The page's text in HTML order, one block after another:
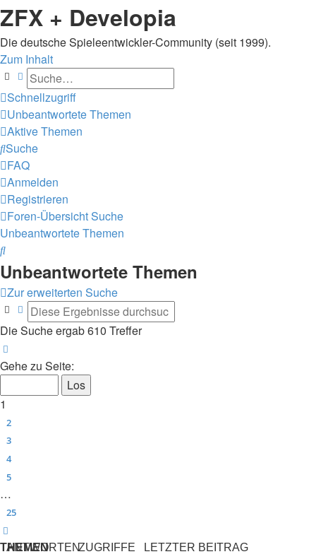
ZFX + Developia
Die deutsche Spieleentwickler-Community (seit 1999).
Zum Inhalt
SucheErweiterte Suche
Schnellzugriff
Unbeantwortete Themen
Aktive Themen
Suche
FAQ
Anmelden
Registrieren
Foren-ÜbersichtSuche
Unbeantwortete Themen
Suche
Unbeantwortete Themen
Zur erweiterten Suche
SucheErweiterte Suche
Die Suche ergab 610 Treffer
Gehe zu Seite:
1
2
3
4
5
…
25
THEMEN
ANTWORTENZUGRIFFE LETZTER BEITRAG